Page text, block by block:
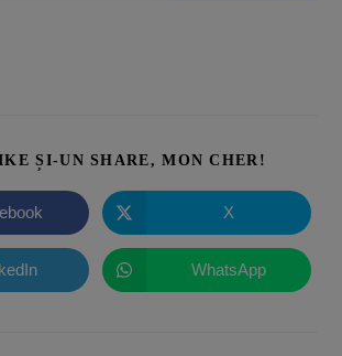
ȘI-UN SHARE, MON CHER!
X
WhatsApp